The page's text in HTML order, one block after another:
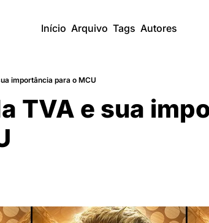
Início Arquivo Tags Autores
importância para o MCU
TVA e sua